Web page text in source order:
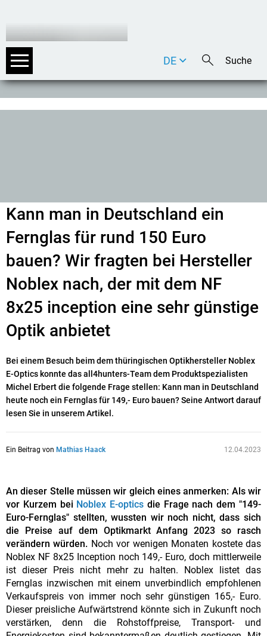
DE
EN
Kann man in Deutschland ein
Fernglas für rund 150 Euro
bauen? Wir fragten bei Hersteller
Noblex nach, der mit dem NF
8x25 inception eine sehr günstige
Optik anbietet
Bei einem Besuch beim dem thüringischen Optikhersteller Noblex
E-Optics konnte das all4hunters-Team dem Produktspezialisten
Michel Erbert die folgende Frage stellen: Kann man in Deutschland
heute noch ein Fernglas für 149,- Euro bauen? Seine Antwort darauf
lesen Sie in unserem Artikel.
Ein Beitrag von Mathias Haack 12.04.2023
An dieser Stelle müssen wir gleich eines anmerken: Als wir
vor Kurzem bei Noblex E-optics die Frage nach dem "149-
Euro-Fernglas" stellten, wussten wir noch nicht, dass sich
die Preise auf dem Optikmarkt Anfang 2023 so rasch
verändern würden. Noch vor wenigen Monaten kostete das
Noblex NF 8x25 Inception noch 149,- Euro, doch mittlerweile
ist dieser Preis nicht mehr zu halten. Noblex listet das
Fernglas inzwischen mit einem unverbindlich empfohlenen
Verkaufspreis von immer noch sehr günstigen 165,- Euro.
Dieser preisliche Aufwärtstrend könnte sich in Zukunft noch
verstärken, denn die Rohstoffpreise, Transport- und